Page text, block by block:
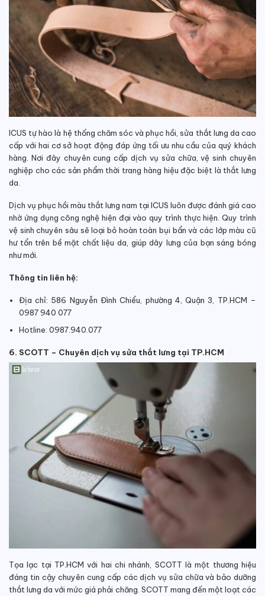
ICUS tự hào là hệ thống chăm sóc và phục hồi, sửa thắt lưng da cao
cấp với hai cơ sở hoạt động đáp ứng tối ưu nhu cầu của quý khách
hàng. Nơi đây chuyên cung cấp dịch vụ sửa chữa, vệ sinh chuyên
nghiệp cho các sản phẩm thời trang hàng hiệu đặc biệt là thắt lưng
da.
Dịch vụ phục hồi màu thắt lưng nam tại ICUS luôn được đánh giá cao
nhờ ứng dụng công nghệ hiện đại vào quy trình thực hiện. Quy trình
vệ sinh chuyên sâu sẽ loại bỏ hoàn toàn bụi bẩn và các lớp màu cũ
hư tổn trên bề mặt chất liệu da, giúp dây lưng của bạn sáng bóng
như mới.
Thông tin liên hệ:
Địa chỉ: 586 Nguyễn Đình Chiểu, phường 4, Quận 3, TP.HCM –
0987 940 077
Hotline: 0987.940.077
6. SCOTT – Chuyên dịch vụ sửa thắt lưng tại TP.HCM
Tọa lạc tại TP.HCM với hai chi nhánh, SCOTT là một thương hiệu
đáng tin cậy chuyên cung cấp các dịch vụ sửa chữa và bảo dưỡng
thắt lưng da với mức giá phải chăng. SCOTT mang đến một loạt các